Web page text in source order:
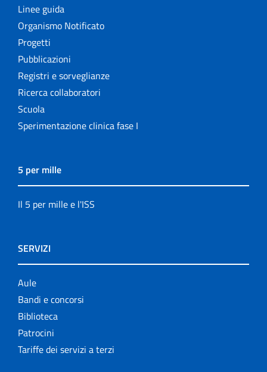
Linee guida
Organismo Notificato
Progetti
Pubblicazioni
Registri e sorveglianze
Ricerca collaboratori
Scuola
Sperimentazione clinica fase I
5 per mille
Il 5 per mille e l'ISS
SERVIZI
Aule
Bandi e concorsi
Biblioteca
Patrocini
Tariffe dei servizi a terzi